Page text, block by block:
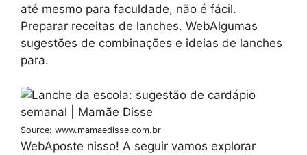
até mesmo para faculdade, não é fácil.
Preparar receitas de lanches. WebAlgumas
sugestões de combinações e ideias de lanches
para.
Source: www.mamaedisse.com.br
WebAposte nisso! A seguir vamos explorar